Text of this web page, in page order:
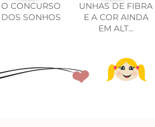
O CONCURSO
DOS SONHOS
UNHAS DE FIBRA
E A COR AINDA
EM ALT...